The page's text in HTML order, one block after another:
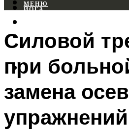
ЙОГА
ФИТНЕС
МЕНЮ
МЕНЮ
Силовой
при
замена
упражнений